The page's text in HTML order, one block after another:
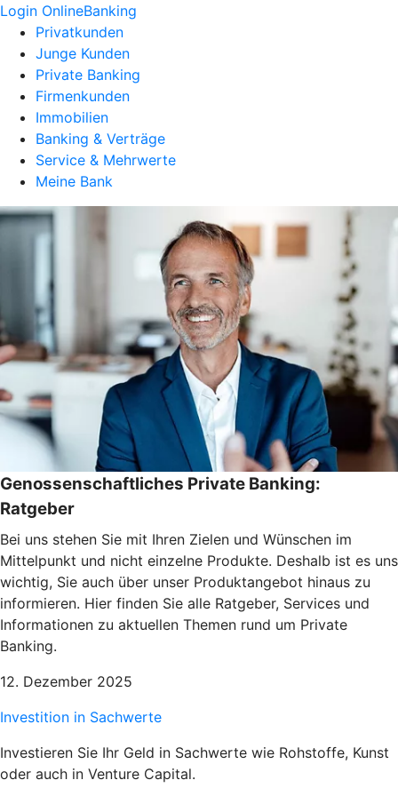
Login OnlineBanking
Privatkunden
Junge Kunden
Private Banking
Firmenkunden
Immobilien
Banking & Verträge
Service & Mehrwerte
Meine Bank
Genossenschaftliches Private Banking:
Ratgeber
Bei uns stehen Sie mit Ihren Zielen und Wünschen im
Mittelpunkt und nicht einzelne Produkte. Deshalb ist es uns
wichtig, Sie auch über unser Produktangebot hinaus zu
informieren. Hier finden Sie alle Ratgeber, Services und
Informationen zu aktuellen Themen rund um Private
Banking.
12. Dezember 2025
Investition in Sachwerte
Investieren Sie Ihr Geld in Sachwerte wie Rohstoffe, Kunst
oder auch in Venture Capital.